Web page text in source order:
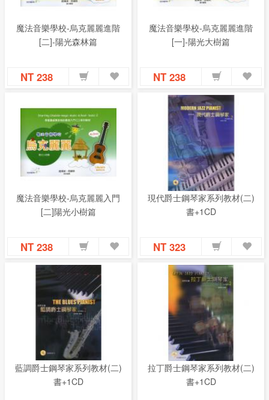
魔法音樂學校-烏克麗麗進階
[二]-陽光森林篇
NT 238
魔法音樂學校-烏克麗麗進階
[一]-陽光大樹篇
NT 238
魔法音樂學校-烏克麗麗入門
[二]陽光小樹篇
NT 238
現代爵士鋼琴家系列教材(二)
書+1CD
NT 323
藍調爵士鋼琴家系列教材(二)
書+1CD
拉丁爵士鋼琴家系列教材(二)
書+1CD